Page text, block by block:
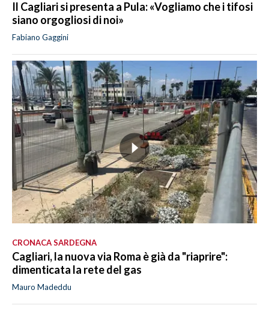
Il Cagliari si presenta a Pula: «Vogliamo che i tifosi
siano orgogliosi di noi»
Fabiano Gaggini
CRONACA SARDEGNA
Cagliari, la nuova via Roma è già da "riaprire":
dimenticata la rete del gas
Mauro Madeddu